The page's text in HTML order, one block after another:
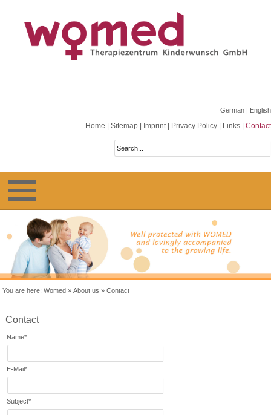
German | English
Home Sitemap Imprint| Privacy Policy Links Contact
You are here:Womed »About us »Contact
Contact
Name*
E-Mail*
Subject*